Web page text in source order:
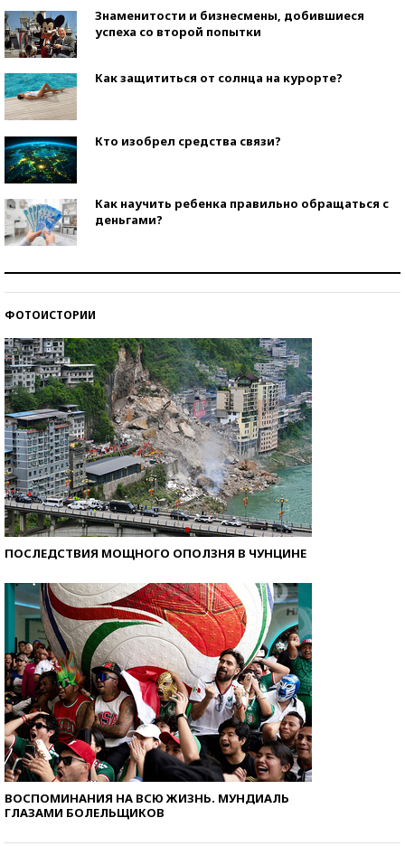
Знаменитости и бизнесмены, добившиеся
успеха со второй попытки
Как защититься от солнца на курорте?
Кто изобрел средства связи?
Как научить ребенка правильно обращаться с
деньгами?
ФОТОИСТОРИИ
ПОСЛЕДСТВИЯ МОЩНОГО ОПОЛЗНЯ В ЧУНЦИНЕ
ВОСПОМИНАНИЯ НА ВСЮ ЖИЗНЬ. МУНДИАЛЬ
ГЛАЗАМИ БОЛЕЛЬЩИКОВ